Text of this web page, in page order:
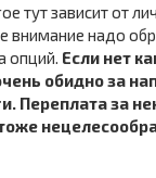
тут зависит от
внимание надо
опций. Если нет
обидно за
Переплата за